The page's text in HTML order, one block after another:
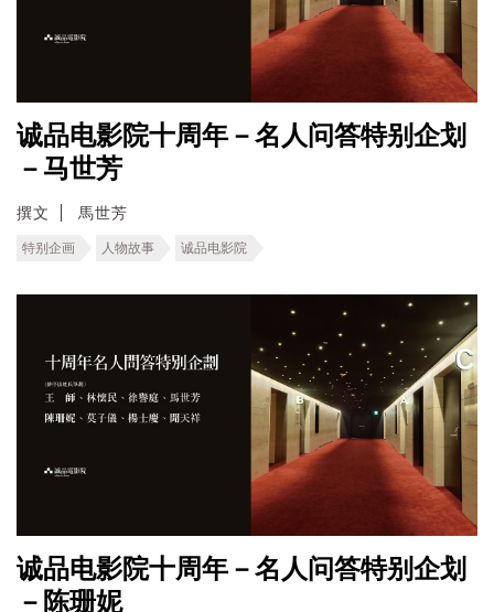
诚品电影院十周年－名人问答特别企划
－马世芳
撰文 馬世芳
特别企画 人物故事 诚品电影院
诚品电影院十周年－名人问答特别企划
－陈珊妮